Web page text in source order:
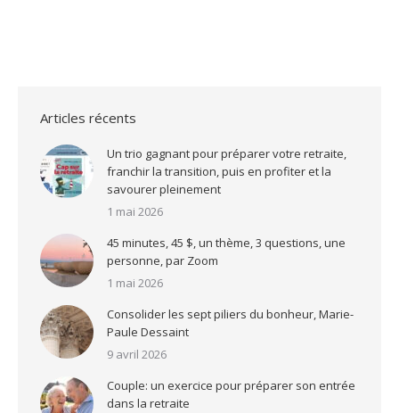
Articles récents
Un trio gagnant pour préparer votre retraite,
franchir la transition, puis en profiter et la
savourer pleinement
1 mai 2026
45 minutes, 45 $, un thème, 3 questions, une
personne, par Zoom
1 mai 2026
Consolider les sept piliers du bonheur, Marie-
Paule Dessaint
9 avril 2026
Couple: un exercice pour préparer son entrée
dans la retraite